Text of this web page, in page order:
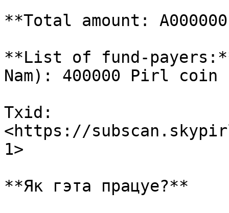
**Total amount:
**List of fund-
Nam): 400000 Pirl coin
Txid:
<https://
1>​
**Як гэта працуе?**